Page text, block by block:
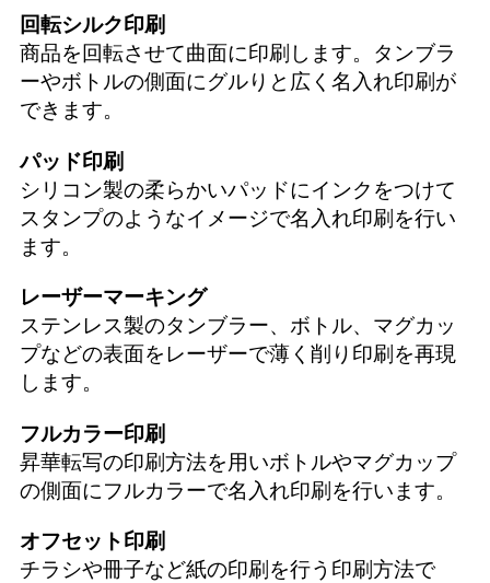
回転シルク印刷
商品を回転させて曲面に印刷します。タンブラ
ーやボトルの側面にグルりと広く名入れ印刷が
できます。
パッド印刷
シリコン製の柔らかいパッドにインクをつけて
スタンプのようなイメージで名入れ印刷を行い
ます。
レーザーマーキング
ステンレス製のタンブラー、ボトル、マグカッ
プなどの表面をレーザーで薄く削り印刷を再現
します。
フルカラー印刷
昇華転写の印刷方法を用いボトルやマグカップ
の側面にフルカラーで名入れ印刷を行います。
オフセット印刷
チラシや冊子など紙の印刷を行う印刷方法で